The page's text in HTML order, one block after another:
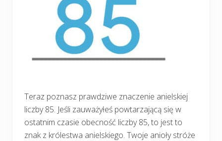
Teraz poznasz prawdziwe znaczenie anielskiej
liczby 85. Jeśli zauważyłeś powtarzającą się w
ostatnim czasie obecność liczby 85, to jest to
znak z królestwa anielskiego. Twoje anioły stróże